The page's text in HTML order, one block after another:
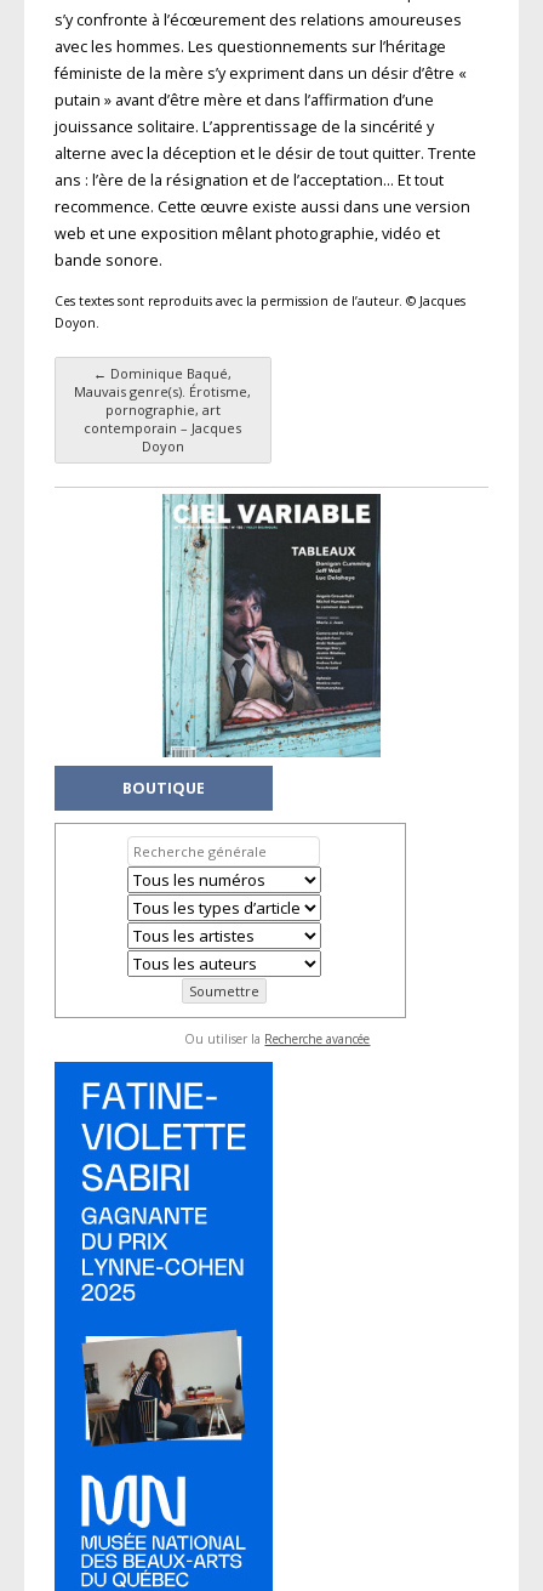
s’y confronte à l’écœurement des relations amoureuses
avec les hommes. Les questionnements sur l’héritage
féministe de la mère s’y expriment dans un désir d’être «
putain » avant d’être mère et dans l’affirmation d’une
jouissance solitaire. L’apprentissage de la sincérité y
alterne avec la déception et le désir de tout quitter. Trente
ans : l’ère de la résignation et de l’acceptation… Et tout
recommence. Cette œuvre existe aussi dans une version
web et une exposition mêlant photographie, vidéo et
bande sonore.
Ces textes sont reproduits avec la permission de l’auteur. © Jacques
Doyon.
Navigation des articles
← Dominique Baqué,
Mauvais genre(s). Érotisme,
pornographie, art
contemporain – Jacques
Doyon
BOUTIQUE
Ou utiliser la Recherche avancée